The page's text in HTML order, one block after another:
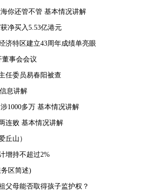
你还管不管 基本情况讲解
净买入5.53亿港元
济特区建立43周年成绩单亮眼
董事会会议
任委员易春阳被查
息讲解
1000多万 基本情况讲解
连败 基本情况讲解
丘山）
增持不超过2%
区简述)
父母能否取得孩子监护权？